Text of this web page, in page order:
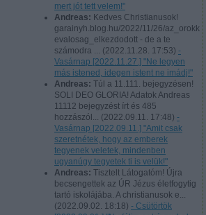
mert jót tett velem!"
Andreas: Kedves Christianusok!
garainyh.blog.hu/2022/11/26/az_orokk
evalosag_elkezdodott - de a te
számodra ... (2022.11.28. 17:53) -
Vasárnap [2022.11.27.] "Ne legyen
más istened, idegen istent ne imádj!"
Andreas: Túl a 11.111. bejegyzésen!
SOLI DEO GLORIA! Adatok Andreas
11112 bejegyzést írt és 485
hozzászól... (2022.09.11. 17:48) -
Vasárnap [2022.09.11.] "Amit csak
szeretnétek, hogy az emberek
tegyenek veletek, mindenben
ugyanúgy tegyetek ti is velük!"
Andreas: Tisztelt Látogatóm! Újra
becsengettek az ÚR Jézus életfogytig
tartó iskolájába. A christianusok e...
(2022.09.02. 18:18) - Csütörtök